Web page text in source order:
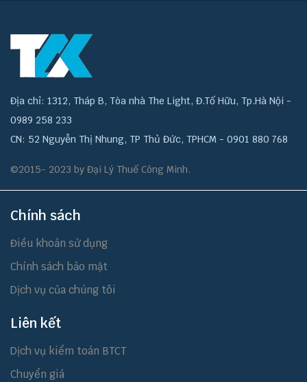
Địa chỉ: 1312, Tháp B, Tòa nhà The Light, Đ.Tố Hữu, Tp.Hà Nội -
0989 258 233
CN: 52 Nguyễn Thị Nhung, TP Thủ Đức, TPHCM - 0901 880 768
©2015- 2023 by Đại Lý Thuế Công Minh.
Chính sách
Điều khoản sử dụng
Chính sách bảo mật
Dịch vụ của chúng tôi
Liên kết
Dịch vụ kiểm toán BTCT
Chuyển giá